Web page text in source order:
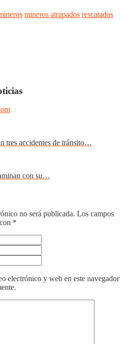
mineros atrapados rescatados
tres accidentes de tránsito…
con su…
no será publicada. Los campos
*
electrónico y web en este navegador